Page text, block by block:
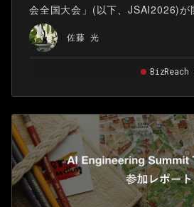
会全国大会」(以下、JSAI2026)が
学や研究機関、企業の研究者が一
る研究発表が行われました。 ビズ
として、企業ブースで自社のデー
り組みを紹介しました。また、様
究成果を聴講しました。本記事で
組みと、特に興味を惹かれた発表
す。
佐藤 光
BizReach